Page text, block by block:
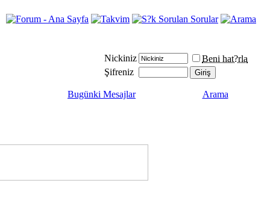
Nickiniz
Beni hat?rla
Şifreniz
Bugünki Mesajlar Arama